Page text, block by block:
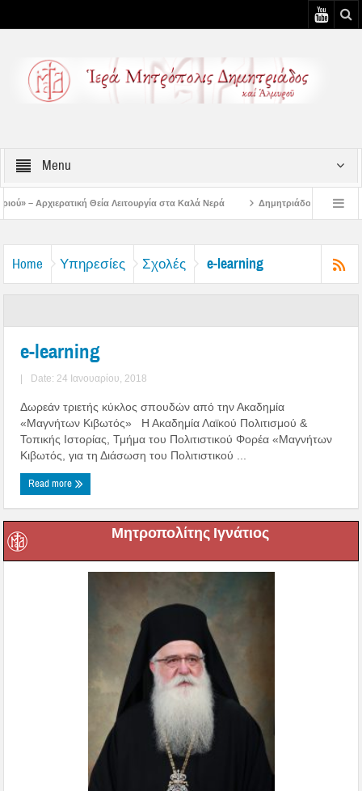
Menu
στα Καλά Νερά Δημητριάδος Ιγνάτιος: «Ο Ναός είναι ο τόπος
Home Υπηρεσίες Σχολές e-learning
e-learning
| Date: 24 Ιανουαρίου, 2018
Δωρεάν τριετής κύκλος σπουδών από την Ακαδημία
«Μαγνήτων Κιβωτός» Η Ακαδημία Λαϊκού Πολιτισμού &
Τοπικής Ιστορίας, Τμήμα του Πολιτιστικού Φορέα «Μαγνήτων
Κιβωτός, για τη Διάσωση του Πολιτιστικού ...
Read more
Μητροπολίτης Ιγνάτιος